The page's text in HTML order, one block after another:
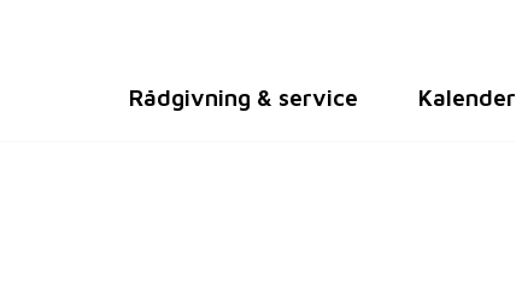
Rådgivning & service Kalender